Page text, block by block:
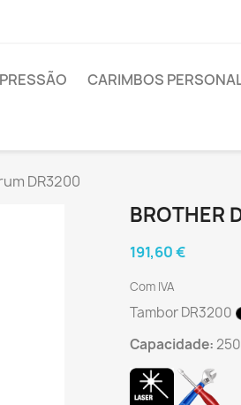
CARIMBOS
DR3200
BROTHER
191,60 €
Com IVA
Tambor DR3200
Capacidade: